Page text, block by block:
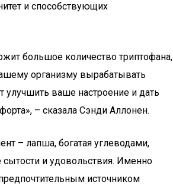
и способствующих
большое количество триптофана,
организму вырабатывать
улучшить ваше настроение и дать
– сказала Сэнди Аллонен.
– лапша, богатая углеводами,
и удовольствия. Именно
источником